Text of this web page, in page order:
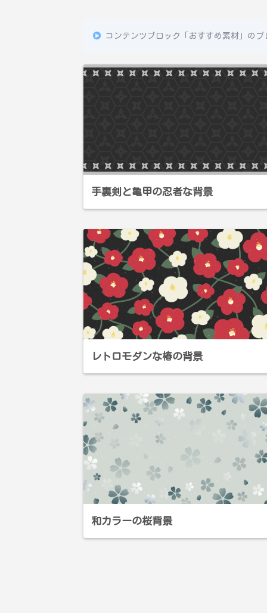
コンテンツブロック「おすすめ素材」のプ
手裏剣と亀甲の忍者な背景
レトロモダンな椿の背景
和カラーの桜背景